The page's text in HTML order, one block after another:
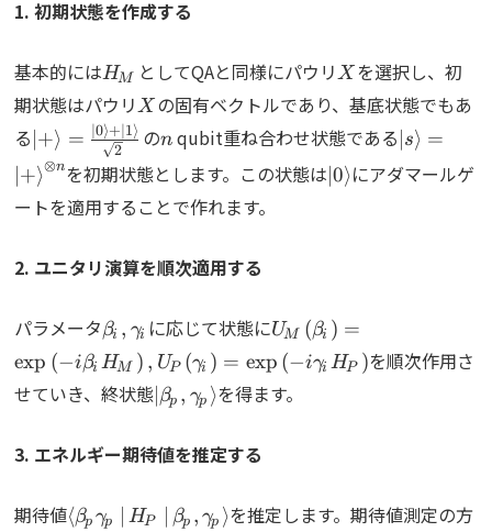
1. 初期状態を作成する
基本的にはH_M
HM としてQAと同様にパウリ X
X を選択し、初
期状態はパウリX
X の固有ベクトルであり、基底状態でもあ
る\ket{+}=\frac{\ket{0}+\ket{1}}
{\sqrt{2}}
+⟩ = 2
0⟩+ 1⟩ のn
nqubit重ね合わせ状態である|s⟩
n}
s⟩ =
∣+⟩⊗n を初期状態とします。この状態は\ket{0}
∣0⟩にアダマールゲ
ートを適用することで作れます。
2. ユニタリ演算を順次適用する
パラメータ\beta_i,\gamma_i
βi , γi に応じて状態に
i\gamma_iH_P\right)
UM (βi ) =
exp (−iβi HM ) , UP (γi ) = exp (−iγi HP )を順次作用さ
せていき、終状態\ket{\beta_p,\gamma_p}
∣βp , γp ⟩を得ます。
3. エネルギー期待値を推定する
期待値⟨βp γp ∣ HP ∣ βp , γp ⟩を推定します。期待値測定の方